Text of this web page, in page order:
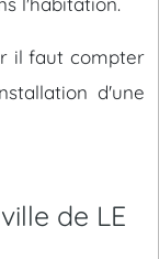
il faut compter
d'une
de LE